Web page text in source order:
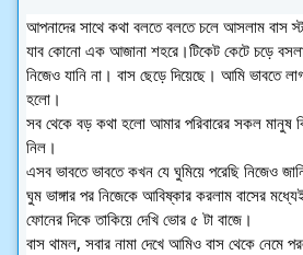
আপনাদের সাথে কথা বলতে বলতে চলে আসলাম বাস
যাব কোনো এক আজানা শহরে।টিকেট কেটে চড়ে
নিজেও যানি না। বাস ছেড়ে দিয়েছে। আমি ভাবতে
হলো।
সব থেকে বড় কথা হলো আমার পরিবারের সকল মানুষ
নিল।
এসব ভাবতে ভাবতে কখন যে ঘুমিয়ে পরেছি নিজেও
ঘুম ভাঙ্গার পর নিজেকে আবিষ্কার করলাম বাসের
ফোনের দিকে তাকিয়ে দেখি ভোর ৫ টা বাজে।
বাস থামল, সবার নামা দেখে আমিও বাস থেকে নেমে